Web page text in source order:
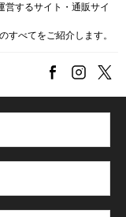
営するサイト・通販サイ
すべてをご紹介します。